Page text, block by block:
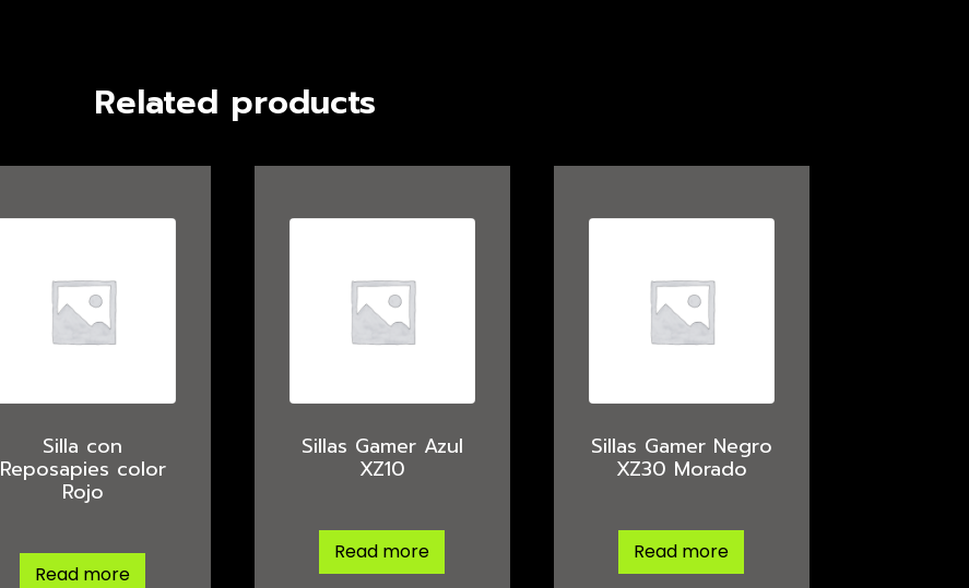
Related products
Silla con
Reposapies color
Rojo
Read more
Sillas Gamer Azul
XZ10
Read more
Sillas Gamer Negro
XZ30 Morado
Read more